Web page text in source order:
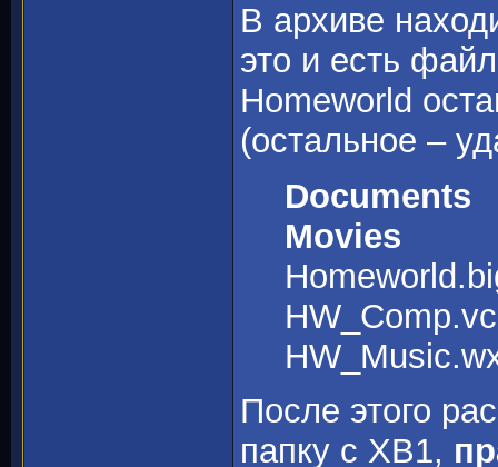
В архиве
это и есть
Homeworld
(остальное –
Documents
Movies
После этого
папку с ХВ1,